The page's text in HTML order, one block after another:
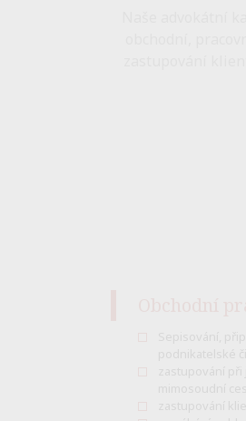
Naše advokátní
obchodní,
zastupování
Sepisování,
podnikatelské
zastupování
zastupování